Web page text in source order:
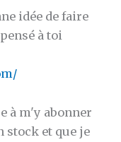
idée de faire
à toi
à m'y abonner
stock et que je